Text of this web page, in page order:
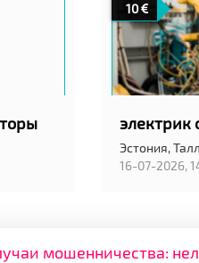
10
электрик
Эстония,
16-07-2026,
мошенничества: